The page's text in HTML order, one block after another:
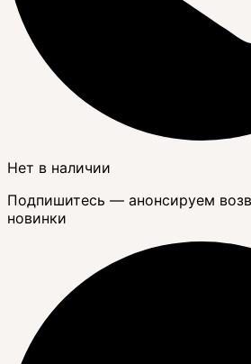
Нет в наличии
Подпишитесь — анонсируем
новинки